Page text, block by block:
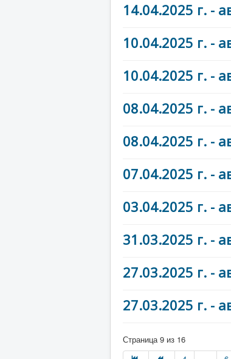
14.04.2025 г. -
10.04.2025 г. -
10.04.2025 г. -
08.04.2025 г. -
08.04.2025 г. -
07.04.2025 г. -
03.04.2025 г. -
31.03.2025 г. -
27.03.2025 г. -
27.03.2025 г. -
Страница 9 из 16